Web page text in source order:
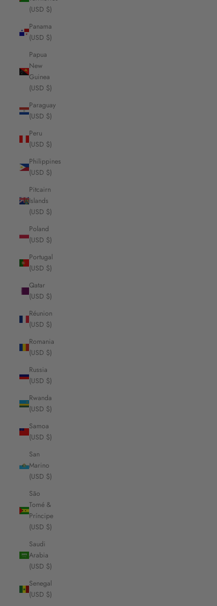
(USD $)
Panama
(USD $)
Papua
New
Guinea
(USD $)
Paraguay
(USD $)
Peru
(USD $)
Philippines
(USD $)
Pitcairn
Islands
(USD $)
Poland
(USD $)
Portugal
(USD $)
Qatar
(USD $)
Réunion
(USD $)
Romania
(USD $)
Russia
(USD $)
Rwanda
(USD $)
Samoa
(USD $)
San
Marino
(USD $)
São
Tomé &
Príncipe
(USD $)
Saudi
Arabia
(USD $)
Senegal
(USD $)